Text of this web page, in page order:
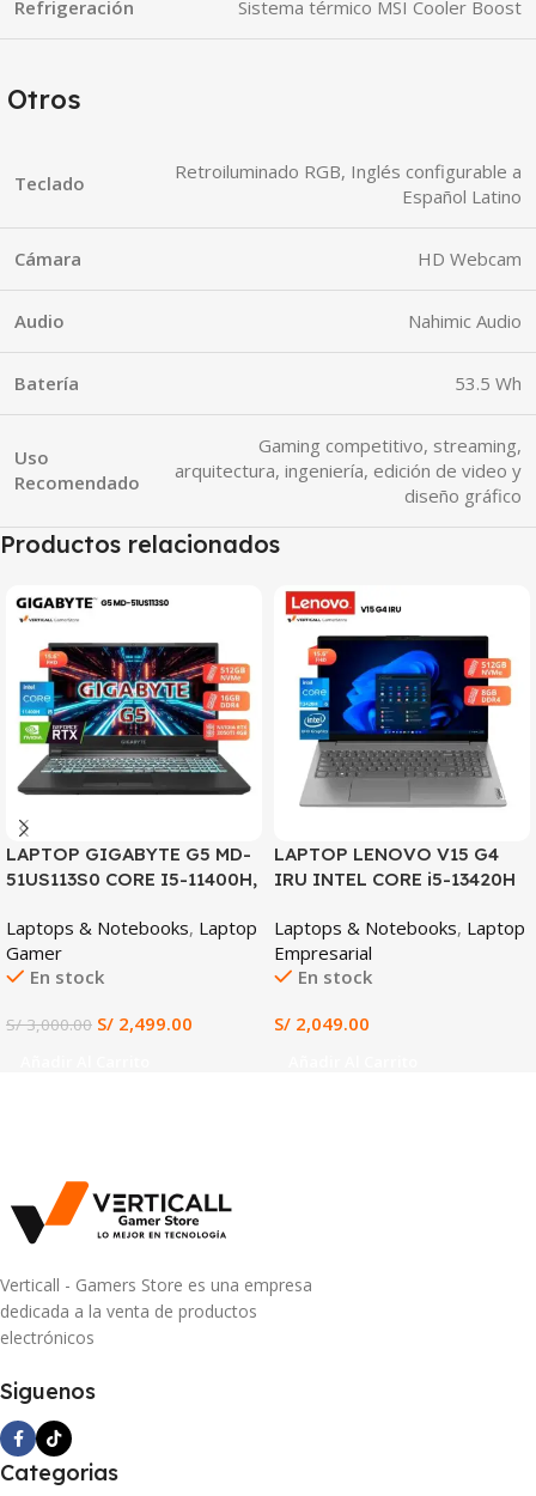
Refrigeración Sistema térmico MSI Cooler Boost
Otros
Teclado
Retroiluminado RGB, Inglés configurable a
Español Latino
Cámara HD Webcam
Audio Nahimic Audio
Batería 53.5 Wh
Uso
Recomendado
Gaming competitivo, streaming,
arquitectura, ingeniería, edición de video y
diseño gráfico
Productos relacionados
SALE
LAPTOP GIGABYTE G5 MD-
51US113S0 CORE I5-11400H,
DDR4, 512GB SSD, 15.6″ FHD
144HZ
Laptops & Notebooks, Laptop
Gamer
En stock
S/3,000.00 S/ 2,499.00
LAPTOP LENOVO V15 G4
IRU INTEL CORE i5-13420H
15.6″ FHD INTEL UHD
GRAPHICS WIN 11
PREINSTALADO (Lenovo
Laptops & Notebooks, Laptop
Empresarial
En stock
S/ 2,049.00
Verticall - Gamers Store es una empresa
dedicada a la venta de productos
electrónicos
Siguenos
Categorias